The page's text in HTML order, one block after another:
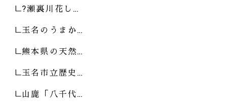
?瀬裏川花し…
玉名のうまか…
熊本県の天然…
玉名市立歴史…
山鹿「八千代…